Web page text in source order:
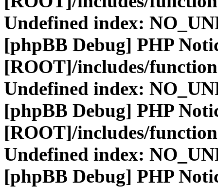
Undefined index:
[phpBB Debug] PHP
[ROOT]/includes/
Undefined index:
[phpBB Debug] PHP
[ROOT]/includes/
Undefined index:
[phpBB Debug] PHP